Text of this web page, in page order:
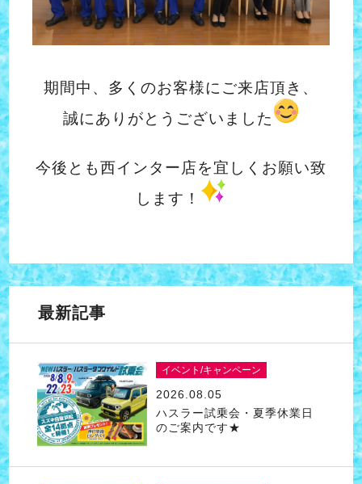
期間中、多くのお客様にご来店頂き、
誠にありがとうございました
今後とも西インター店を宜しくお願い致
します！
最新記事
イベント/キャンペーン
2026.08.05
ハスラー試乗会・夏季休業日
のご案内です★